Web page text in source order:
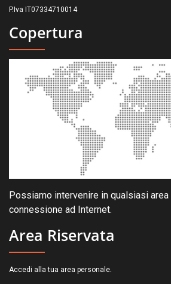
P.Iva IT07334710014
Copertura
Possiamo intervenire in qualsiasi area
connessione ad Internet.
Area Riservata
Accedi alla tua area personale.